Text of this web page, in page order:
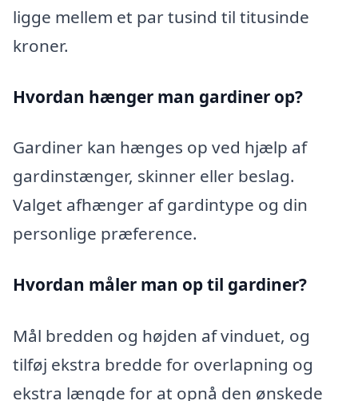
ligge mellem et par tusind til titusinde
kroner.
Hvordan hænger man gardiner op?
Gardiner kan hænges op ved hjælp af
gardinstænger, skinner eller beslag.
Valget afhænger af gardintype og din
personlige præference.
Hvordan måler man op til gardiner?
Mål bredden og højden af vinduet, og
tilføj ekstra bredde for overlapning og
ekstra længde for at opnå den ønskede